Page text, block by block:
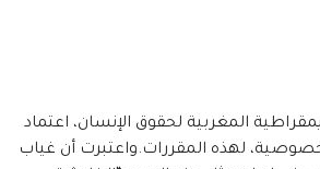
المغربية لحقوق الإنسان، اعتماد
لهذه المقررات.واعتبرت أن غياب